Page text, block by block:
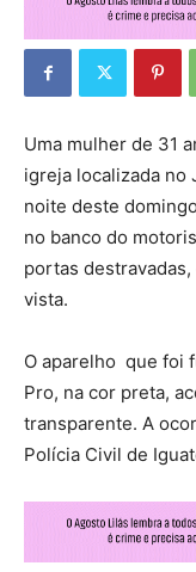
Uma mulher de 31
igreja localizada no
noite deste
no banco do
portas
vista.
O aparelho que foi
Pro, na cor preta,
transparente. A
Polícia Civil de